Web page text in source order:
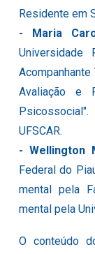
Residente em
- Maria
Universidade
Avaliação e
UFSCAR.
- Wellington
Federal do
mental pela
mental pela
O conteúdo